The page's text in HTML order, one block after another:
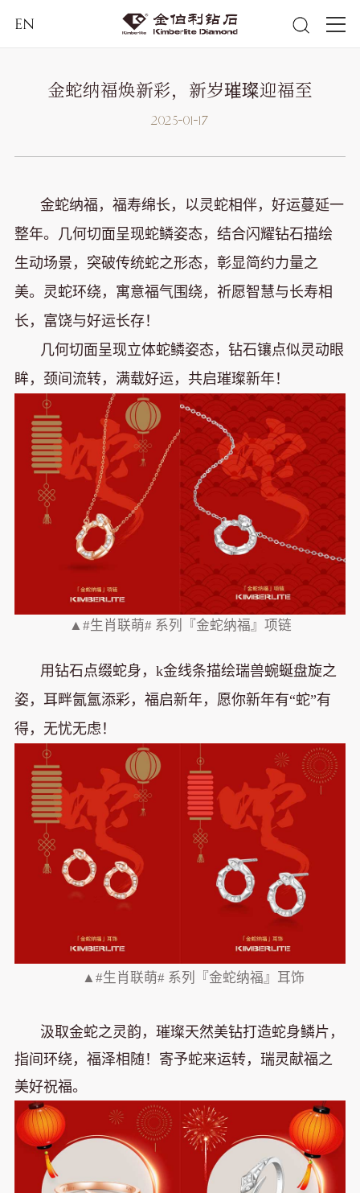
EN
金蛇纳福焕新彩，新岁璀璨迎福至
2025-01-17
金蛇纳福，福寿绵长，以灵蛇相伴，好运蔓延一
整年。几何切面呈现蛇鳞姿态，结合闪耀钻石描绘
生动场景，突破传统蛇之形态，彰显简约力量之
美。灵蛇环绕，寓意福气围绕，祈愿智慧与长寿相
长，富饶与好运长存！
几何切面呈现立体蛇鳞姿态，钻石镶点似灵动眼
眸，颈间流转，满载好运，共启璀璨新年！
▲#生肖联萌# 系列『金蛇纳福』项链
用钻石点缀蛇身，k金线条描绘瑞兽蜿蜒盘旋之
姿，耳畔氤氲添彩，福启新年，愿你新年有“蛇”有
得，无忧无虑！
▲#生肖联萌# 系列『金蛇纳福』耳饰
汲取金蛇之灵韵，璀璨天然美钻打造蛇身鳞片，
指间环绕，福泽相随！寄予蛇来运转，瑞灵献福之
美好祝福。